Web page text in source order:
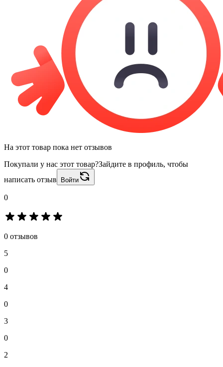
На этот товар пока нет отзывов
Покупали у нас этот товар?Зайдите в профиль, чтобы
написать отзыв
Войти
0
0 отзывов
5
0
4
0
3
0
2